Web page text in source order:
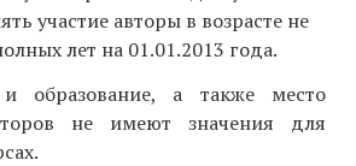
участие авторы в возрасте не
лет на 01.01.2013 года.
образование, а также место
не имеют значения для